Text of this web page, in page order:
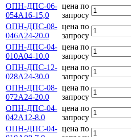
ОПН-ДПС-06-
054А16-15,0
цена по
запросу
ОПН-ДПС-08-
046А24-20.0
цена по
запросу
ОПН-ДПС-04-
010А04-10.0
цена по
запросу
ОПН-ДПС-12-
028А24-30.0
цена по
запросу
ОПН-ДПС-08-
072А24-20.0
цена по
запросу
ОПН-ДПС-04-
042А12-8.0
цена по
запросу
ОПН-ДПС-04- цена по